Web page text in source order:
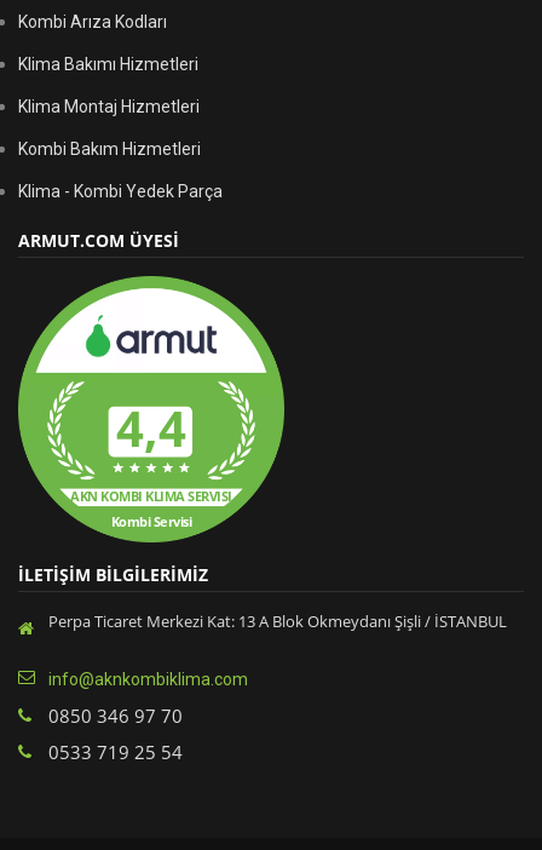
Kombi Arıza Kodları
Klima Bakımı Hizmetleri
Klima Montaj Hizmetleri
Kombi Bakım Hizmetleri
Klima - Kombi Yedek Parça
ARMUT.COM ÜYESİ
4,4
AKN KOMBI KLIMA SERVISI
Kombi Servisi
İLETİŞİM BİLGİLERİMİZ
Perpa Ticaret Merkezi Kat: 13 A Blok Okmeydanı Şişli / İSTANBUL
info@aknkombiklima.com
0850 346 97 70
0533 719 25 54